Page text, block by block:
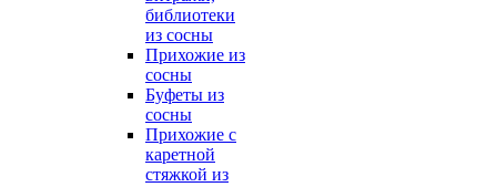
библиотеки
из сосны
Прихожие из
сосны
Буфеты из
сосны
Прихожие с
каретной
стяжкой из